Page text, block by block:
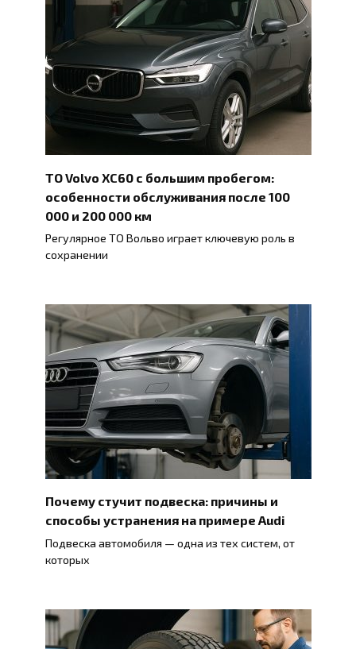
ТО Volvo XC60 с большим пробегом:
особенности обслуживания после 100
000 и 200 000 км
Регулярное ТО Вольво играет ключевую роль в
сохранении
Почему стучит подвеска: причины и
способы устранения на примере Audi
Подвеска автомобиля — одна из тех систем, от
которых